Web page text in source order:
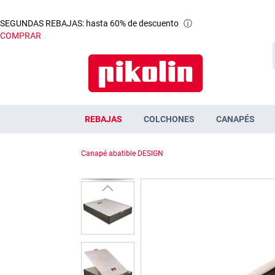
SEGUNDAS REBAJAS: hasta 60% de descuento ⓘ
COMPRAR
REBAJAS COLCHONES CANAPÉS
Canapé abatible DESIGN
Saltar
final
la
galería
de
imágenes